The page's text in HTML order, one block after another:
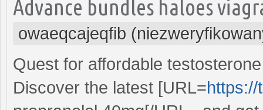
Advance bundles haloes
owaeqcajeqfib
Quest for affordable
Discover the latest [URL=https://